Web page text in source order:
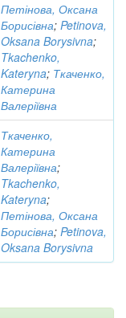
Петінова, Оксана
Борисівна; Petinova,
Oksana Borysivna;
Tkachenko,
Kateryna; Ткаченко,
Катерина
Валеріївна
Ткаченко,
Катерина
Валеріївна;
Tkachenko,
Kateryna;
Петінова, Оксана
Борисівна; Petinova,
Oksana Borysivna